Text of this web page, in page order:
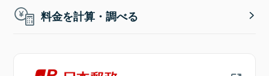
料金を計算・調べる